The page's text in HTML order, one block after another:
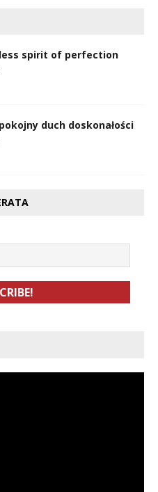
spirit of perfection
duch doskonałości